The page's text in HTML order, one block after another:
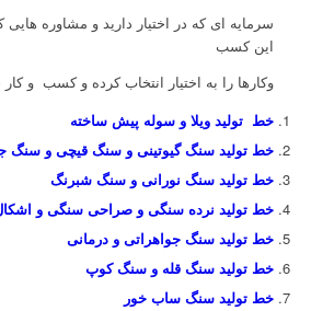
سرمایه ای که در اختیار دارید و مشاوره هایی
این کسب
وکارها را به اختیار انتخاب کرده و کسب و
خط تولید ویلا و سوله پیش ساخته
خط تولید سنگ گیوتینی و سنگ قیچی و سنگ
خط تولید سنگ نورانی و سنگ شبرنگ
خط تولید نرده سنگی و صراحی سنگی و
خط تولید سنگ جواهراتی و درمانی
خط تولید سنگ قله و سنگ کوپ
خط تولید سنگ ساب خور